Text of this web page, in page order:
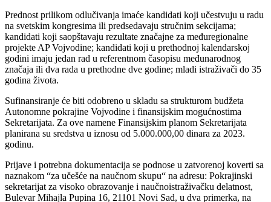
Prednost prilikom odlučivanja imaće kandidati koji učestvuju u radu
na svetskim kongresima ili predsedavaju stručnim sekcijama;
kandidati koji saopštavaju rezultate značajne za međuregionalne
projekte AP Vojvodine; kandidati koji u prethodnoj kalendarskoj
godini imaju jedan rad u referentnom časopisu međunarodnog
značaja ili dva rada u prethodne dve godine; mladi istraživači do 35
godina života.
Sufinansiranje će biti odobreno u skladu sa strukturom budžeta
Autonomne pokrajine Vojvodine i finansijskim mogućnostima
Sekretarijata. Za ove namene Finansijskim planom Sekretarijata
planirana su sredstva u iznosu od 5.000.000,00 dinara za 2023.
godinu.
Prijave i potrebna dokumentacija se podnose u zatvorenoj koverti sa
naznakom “za učešće na naučnom skupu“ na adresu: Pokrajinski
sekretarijat za visoko obrazovanje i naučnoistraživačku delatnost,
Bulevar Mihajla Pupina 16, 21101 Novi Sad, u dva primerka, na